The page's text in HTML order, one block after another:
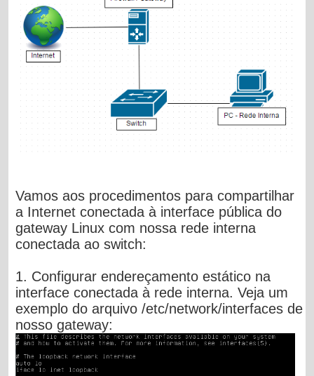
Vamos aos procedimentos para compartilhar
a Internet conectada à interface pública do
gateway Linux com nossa rede interna
conectada ao switch:
1. Configurar endereçamento estático na
interface conectada à rede interna. Veja um
exemplo do arquivo /etc/network/interfaces de
nosso gateway: